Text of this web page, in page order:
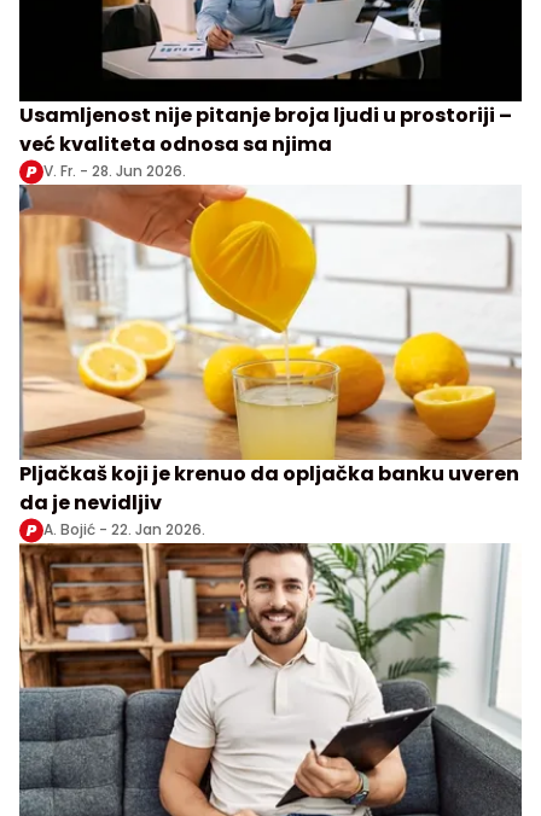
Usamljenost nije pitanje broja ljudi u prostoriji –
već kvaliteta odnosa sa njima
V. Fr. - 28. Jun 2026.
Pljačkaš koji je krenuo da opljačka banku uveren
da je nevidljiv
A. Bojić - 22. Jan 2026.